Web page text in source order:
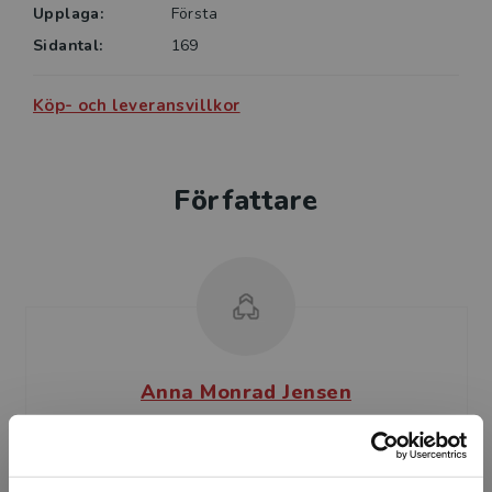
Upplaga:
Första
Sidantal:
169
Köp- och leveransvillkor
Författare
Anna Monrad Jensen